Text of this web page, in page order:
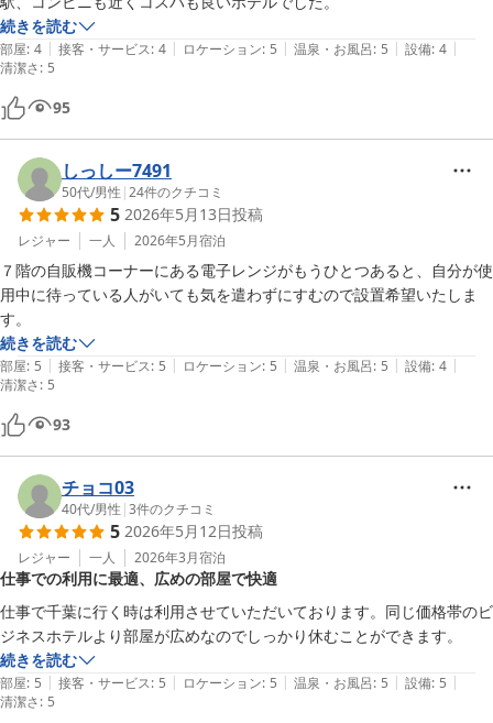
続きを読む
部屋: 4 | 接客・サービス: 4 | ロケーション: 5 | 温泉・お風呂: 5 | 設備: 4 |
清潔さ: 5
95
しっしー7491
50代/男性 |24件のクチコミ
5 2026年5月13日投稿
レジャー 一人 2026年5月宿泊
７階の自販機コーナーにある電子レンジがもうひとつあると、自分が使
用中に待っている人がいても気を遣わずにすむので設置希望いたしま
す。
続きを読む
部屋: 5 | 接客・サービス: 5 | ロケーション: 5 | 温泉・お風呂: 5 | 設備: 4 |
清潔さ: 5
93
チョコ03
40代/男性 |3件のクチコミ
5 2026年5月12日投稿
レジャー 一人 2026年3月宿泊
仕事での利用に最適、広めの部屋で快適
仕事で千葉に行く時は利用させていただいております。同じ価格帯のビ
続きを読む
部屋: 5 | 接客・サービス: 5 | ロケーション: 5 | 温泉・お風呂: 5 | 設備: 5 |
清潔さ: 5